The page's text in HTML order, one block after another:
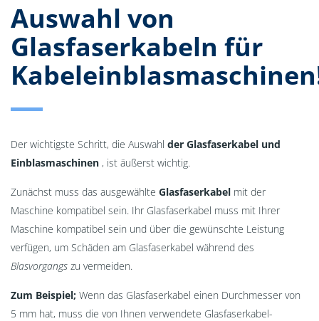
Auswahl von
Glasfaserkabeln für
Der wichtigste Schritt, die Auswahl der Glasfaserkabel und
Einblasmaschinen , ist äußerst wichtig.
Zunächst muss das ausgewählte Glasfaserkabel mit der
Maschine kompatibel sein. Ihr Glasfaserkabel muss mit Ihrer
Maschine kompatibel sein und über die gewünschte Leistung
verfügen, um Schäden am Glasfaserkabel während des
Blasvorgangs zu vermeiden.
Zum Beispiel; Wenn das Glasfaserkabel einen Durchmesser von
5 mm hat, muss die von Ihnen verwendete Glasfaserkabel-